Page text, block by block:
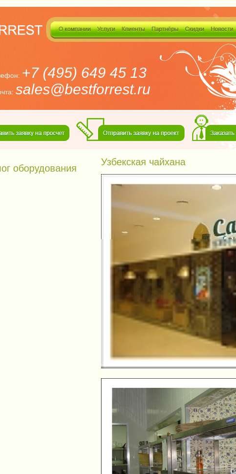
+7 (495) 649 45 13
sales@bestforrest.ru
оборудования
Узбекская чайхана